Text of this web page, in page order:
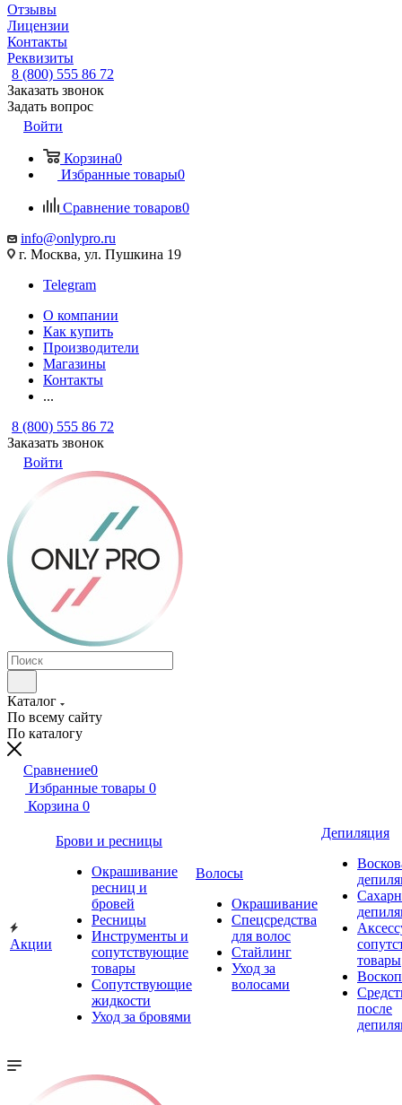
Отзывы
Лицензии
Контакты
Реквизиты
8 (800) 555 86 72
Заказать звонок
Задать вопрос
Войти
Корзина0
Избранные товары0
Сравнение товаров0
info@onlypro.ru
г. Москва, ул. Пушкина 19
Telegram
О компании
Как купить
Производители
Магазины
Контакты
...
8 (800) 555 86 72
Заказать звонок
Войти
Каталог
По всему сайту
По каталогу
Сравнение0
Избранные товары 0
Корзина 0
Акции
Брови и ресницы
Окрашивание
ресниц и
бровей
Ресницы
Инструменты и
сопутствующие
товары
Сопутствующие
жидкости
Уход за бровями
Волосы
Окрашивание
Спецсредства
для волос
Стайлинг
Уход за
волосами
Депиляция
товары
после